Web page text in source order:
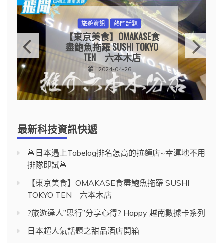
旅遊資訊 熱門話題
【東京美食】OMAKASE食
盡鮑魚拖羅 SUSHI TOKYO
TEN 六本木店
2024-04-26
最新科技資訊快遞
🍜日本遇上Tabelog排名怎高的拉麵店~幸運地不用
排隊即試🍜
【東京美食】OMAKASE食盡鮑魚拖羅 SUSHI
TOKYO TEN 六本木店
?旅遊達人”思行”分享心得? Happy 越南數據卡系列
日本超人氣話題之甜品酒店開箱